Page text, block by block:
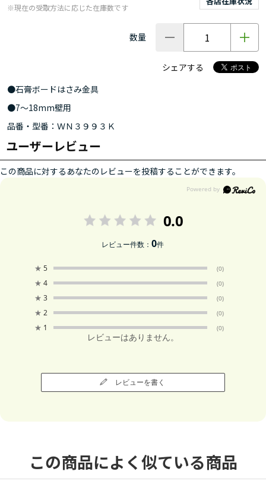
※現在の受取方法に応じた在庫数です
数量
シェアする
●石膏ボードはさみ金具
●7～18mm壁用
品番・型番：ＷＮ３９９３Ｋ
ユーザーレビュー
この商品に対するあなたのレビューを投稿することができます。
0.0
レビュー件数：0件
★ 5 (0)
★ 4 (0)
★ 3 (0)
★ 2 (0)
★ 1 (0)
レビューはありません。
レビューを書く
この商品によく似ている商品